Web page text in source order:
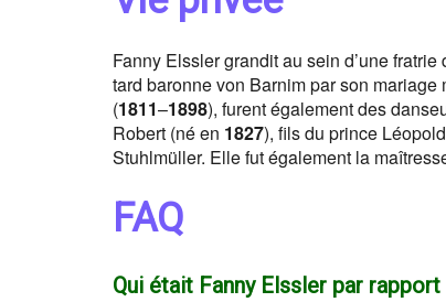
Fanny Elssler grandit au sein d’une
tard baronne von Barnim par son
(1811–1898), furent également des
Robert (né en 1827), fils du prince
Stuhlmüller. Elle fut également la
FAQ
Qui était Fanny Elssler par